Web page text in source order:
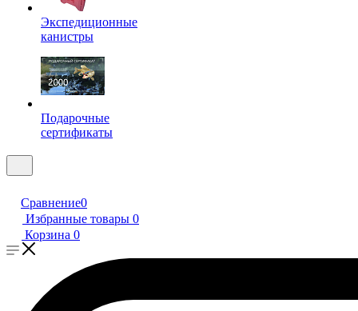
Экспедиционные
канистры
Подарочные
сертификаты
Сравнение0
Избранные товары 0
Корзина 0